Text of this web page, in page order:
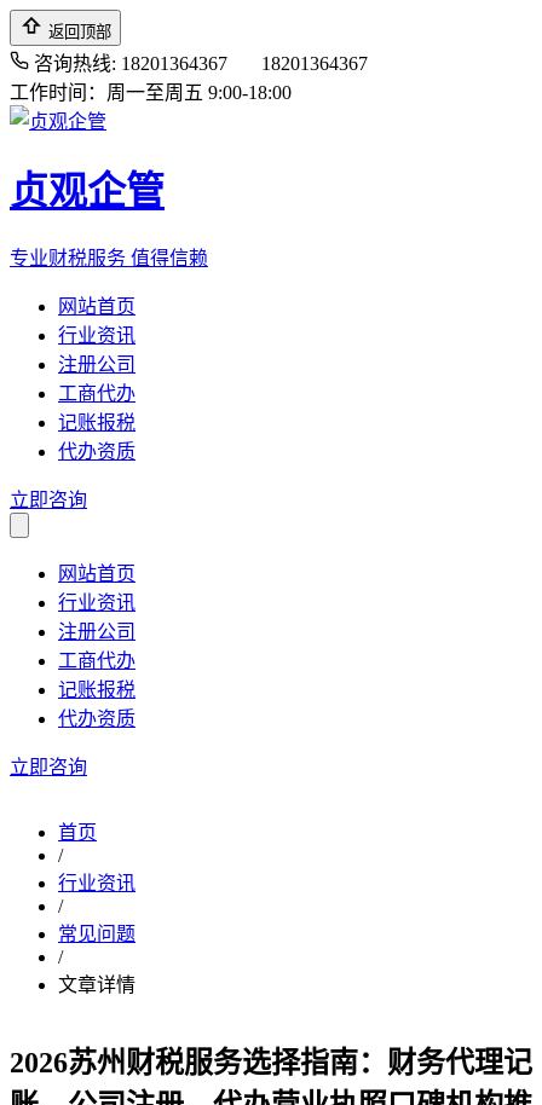
返回顶部
咨询热线: 18201364367
18201364367
工作时间：周一至周五 9:00-18:00
贞观企管
专业财税服务 值得信赖
网站首页
行业资讯
注册公司
工商代办
记账报税
代办资质
立即咨询
网站首页
行业资讯
注册公司
工商代办
记账报税
代办资质
立即咨询
首页
/
行业资讯
/
常见问题
/
文章详情
2026苏州财税服务选择指南：财务代理记